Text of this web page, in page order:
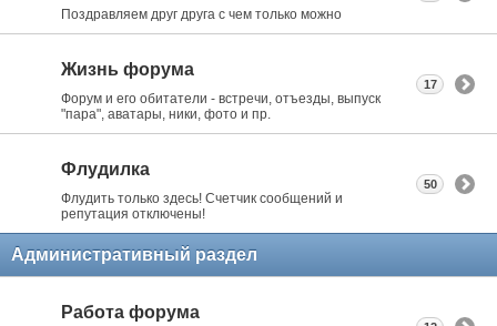
Поздравляем друг друга с чем только можно
Жизнь форума
Форум и его обитатели - встречи, отъезды, выпуск
"пара", аватары, ники, фото и пр.
17
Флудилка
Флудить только здесь! Счетчик сообщений и
репутация отключены!
50
Административный раздел
Работа форума